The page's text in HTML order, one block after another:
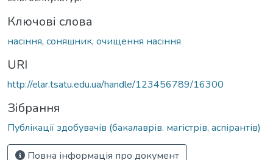
Ключові слова
насіння, соняшник, очищення насіння
URI
http://elar.tsatu.edu.ua/handle/123456789/16300
Зібрання
Публікації здобувачів (бакалаврів. магістрів, аспірантів)
Повна інформація про документ